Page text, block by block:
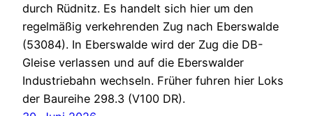
durch Rüdnitz. Es handelt sich hier um den
regelmäßig verkehrenden Zug nach Eberswalde
(53084). In Eberswalde wird der Zug die DB-
Gleise verlassen und auf die Eberswalder
Industriebahn wechseln. Früher fuhren hier Loks
der Baureihe 298.3 (V100 DR).